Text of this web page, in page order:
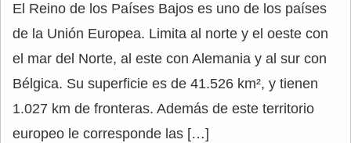
El Reino de los Países Bajos es uno de los países
de la Unión Europea. Limita al norte y el oeste con
el mar del Norte, al este con Alemania y al sur con
Bélgica. Su superficie es de 41.526 km², y tienen
1.027 km de fronteras. Además de este territorio
europeo le corresponde las […]